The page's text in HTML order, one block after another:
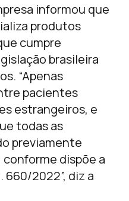
informou que
produtos
cumpre
brasileira
“Apenas
pacientes
estrangeiros, e
todas as
previamente
dispõe a
660/2022”, diz a